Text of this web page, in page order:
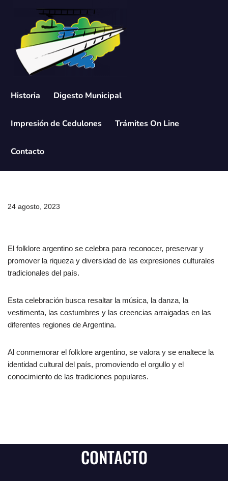
contenido
Historia Digesto Municipal
Impresión de Cedulones Trámites On Line
Contacto
24 agosto, 2023
El folklore argentino se celebra para reconocer, preservar y
promover la riqueza y diversidad de las expresiones culturales
tradicionales del país.
Esta celebración busca resaltar la música, la danza, la
vestimenta, las costumbres y las creencias arraigadas en las
diferentes regiones de Argentina.
Al conmemorar el folklore argentino, se valora y se enaltece la
identidad cultural del país, promoviendo el orgullo y el
conocimiento de las tradiciones populares.
CONTACTO